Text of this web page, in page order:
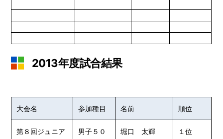
2013年度試合結果
大会名 参加種目 名前 順位
第８回ジュニア
男子５０
堀口 太輝 １位